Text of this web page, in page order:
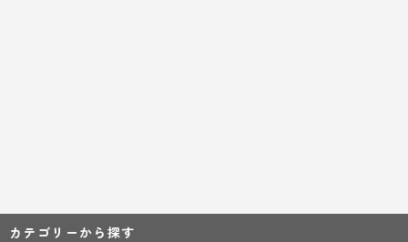
カテゴリーから探す